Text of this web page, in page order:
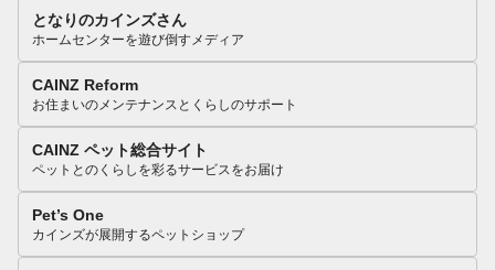
となりのカインズさん
ホームセンターを遊び倒すメディア
CAINZ Reform
お住まいのメンテナンスとくらしのサポート
CAINZ ペット総合サイト
ペットとのくらしを彩るサービスをお届け
Pet’s One
カインズが展開するペットショップ